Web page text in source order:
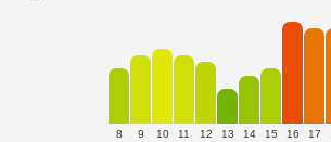
8 9 10 11 12 13 14 15 16 17